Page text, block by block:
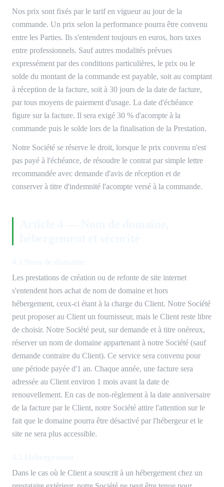
Nos prix sont fixés par le tarif en vigueur au jour de la
commande. Un prix selon la performance pourra être convenu
entre les Parties. Ils s'entendent toujours en euros, hors taxes
entre professionnels. Sauf autres modalités prévues
expressément par des conditions particulières, le prix ou le
solde du montant de la commande est payable, soit au comptant
à réception de la facture, soit à 30 jours de la date de facture,
par tous moyens de paiement d'usage. La date d'échéance
figure sur la facture. Il sera exigé 30 % d'acompte à la
commande puis le solde lors de la finalisation de la Prestation.
Notre Société se réserve le droit, lorsque le prix convenu n'est
pas payé à l'échéance, de résoudre le contrat par simple lettre
recommandée avec demande d'avis de réception et de
conserver à titre d'indemnité l'acompte versé à la commande.
Les prestations de création ou de refonte de site internet
s'entendent hors achat de nom de domaine et hors
hébergement, ceux-ci étant à la charge du Client. Notre Société
peut proposer au Client un fournisseur, mais le Client reste libre
de choisir. Notre Société peut, sur demande et à titre onéreux,
réserver un nom de domaine appartenant à notre Société (sauf
demande contraire du Client). Ce service sera convenu pour
une période payée d'1 an. Chaque année, une facture sera
adressée au Client environ 1 mois avant la date de
renouvellement. En cas de non-règlement à la date anniversaire
de la facture par le Client, notre Société attire l'attention sur le
fait que le domaine pourra être désactivé par l'hébergeur et le
site ne sera plus accessible.
Dans le cas où le Client a souscrit à un hébergement chez un